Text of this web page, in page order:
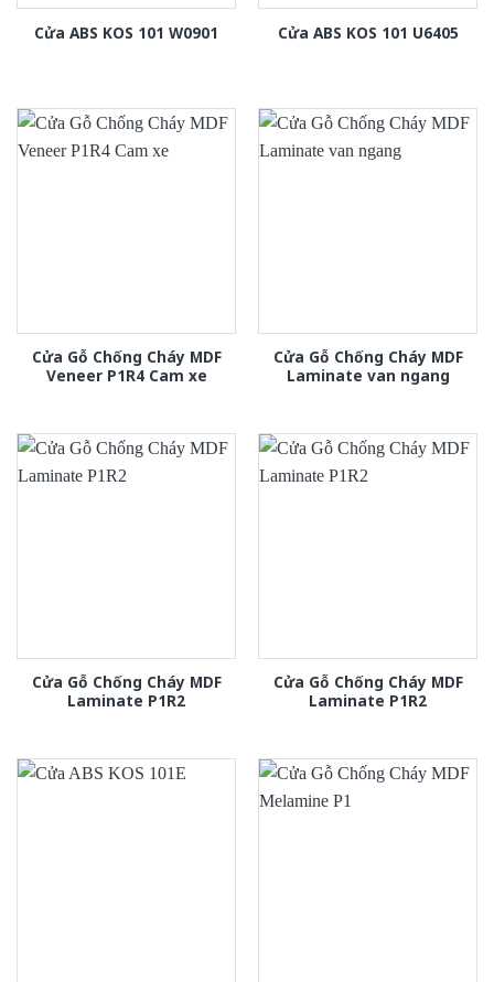
Cửa ABS KOS 101 W0901 Cửa ABS KOS 101 U6405
Cửa Gỗ Chống Cháy MDF
Veneer P1R4 Cam xe
Cửa Gỗ Chống Cháy MDF
Laminate van ngang
Cửa Gỗ Chống Cháy MDF
Laminate P1R2
Cửa Gỗ Chống Cháy MDF
Laminate P1R2